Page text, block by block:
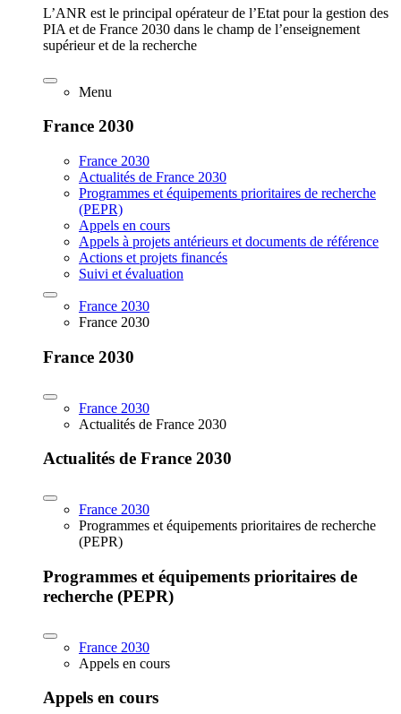
L’ANR est le principal opérateur de l’Etat pour la gestion des
PIA et de France 2030 dans le champ de l’enseignement
supérieur et de la recherche
Menu
France 2030
France 2030
Actualités de France 2030
Programmes et équipements prioritaires de recherche
(PEPR)
Appels en cours
Appels à projets antérieurs et documents de référence
Actions et projets financés
Suivi et évaluation
France 2030
France 2030
France 2030
France 2030
Actualités de France 2030
Actualités de France 2030
France 2030
Programmes et équipements prioritaires de recherche
(PEPR)
Programmes et équipements prioritaires de
recherche (PEPR)
France 2030
Appels en cours
Appels en cours